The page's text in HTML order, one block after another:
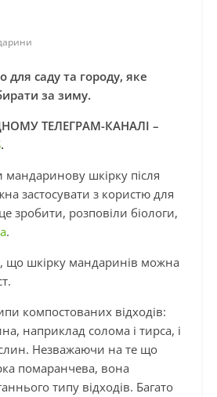
для саду та городу, яке
за зиму.
ТЕЛЕГРАМ-КАНАЛІ –
.
шкірку після
застосувати з користю для
зробити, розповіли біологи,
.
що шкірку мандаринів можна
компостованих відходів:
наприклад солома і тирса, і
Незважаючи на те що
помаранчева, вона
типу відходів. Багато